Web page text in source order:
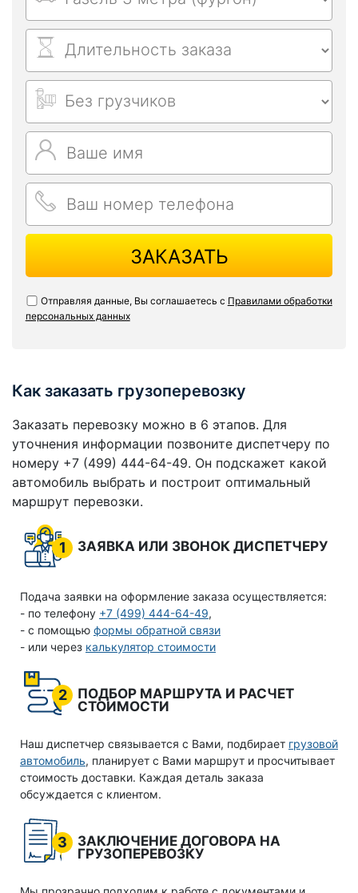
ЗАКАЗАТЬ
Отправляя данные, Вы соглашаетесь с Правилами обработки
персональных данных
Как заказать грузоперевозку
Заказать перевозку можно в 6 этапов. Для
уточнения информации позвоните диспетчеру по
номеру +7 (499) 444-64-49. Он подскажет какой
автомобиль выбрать и построит оптимальный
маршрут перевозки.
1 ЗАЯВКА ИЛИ ЗВОНОК ДИСПЕТЧЕРУ
Подача заявки на оформление заказа осуществляется:
- по телефону +7 (499) 444-64-49,
- с помощью формы обратной связи
- или через калькулятор стоимости
2
ПОДБОР МАРШРУТА И РАСЧЕТ
СТОИМОСТИ
Наш диспетчер связывается с Вами, подбирает грузовой
автомобиль, планирует с Вами маршрут и просчитывает
стоимость доставки. Каждая деталь заказа
обсуждается с клиентом.
3
ЗАКЛЮЧЕНИЕ ДОГОВОРА НА
ГРУЗОПЕРЕВОЗКУ